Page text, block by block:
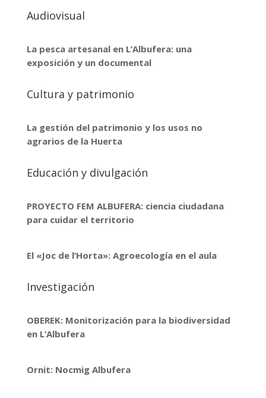
Audiovisual
La pesca artesanal en L’Albufera: una
exposición y un documental
Cultura y patrimonio
La gestión del patrimonio y los usos no
agrarios de la Huerta
Educación y divulgación
PROYECTO FEM ALBUFERA: ciencia ciudadana
para cuidar el territorio
El «Joc de l’Horta»: Agroecología en el aula
Investigación
OBEREK: Monitorización para la biodiversidad
en L’Albufera
Ornit: Nocmig Albufera